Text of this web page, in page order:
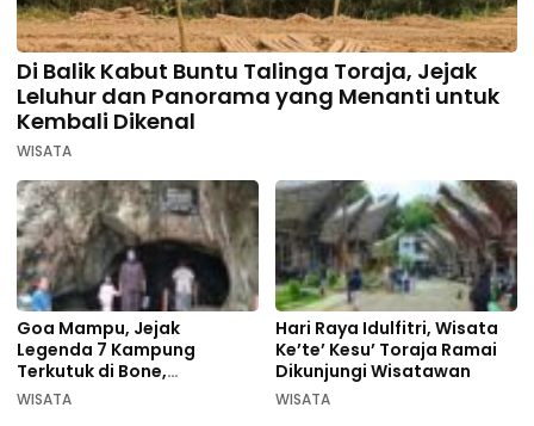
Di Balik Kabut Buntu Talinga Toraja, Jejak
Leluhur dan Panorama yang Menanti untuk
Kembali Dikenal
WISATA
Goa Mampu, Jejak
Legenda 7 Kampung
Terkutuk di Bone,
Rekomendasi Liburan
WISATA
Hari Raya Idulfitri, Wisata
Ke’te’ Kesu’ Toraja Ramai
Dikunjungi Wisatawan
WISATA